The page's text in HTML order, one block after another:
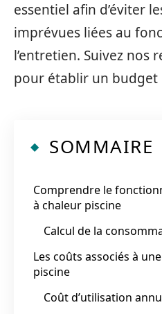
essentiel afin d’éviter
imprévues liées au
l’entretien. Suivez nos
pour établir un budget
SOMMAIRE
Comprendre le
à chaleur piscine
Calcul de la
Les coûts associés à
piscine
Coût d’utilisation